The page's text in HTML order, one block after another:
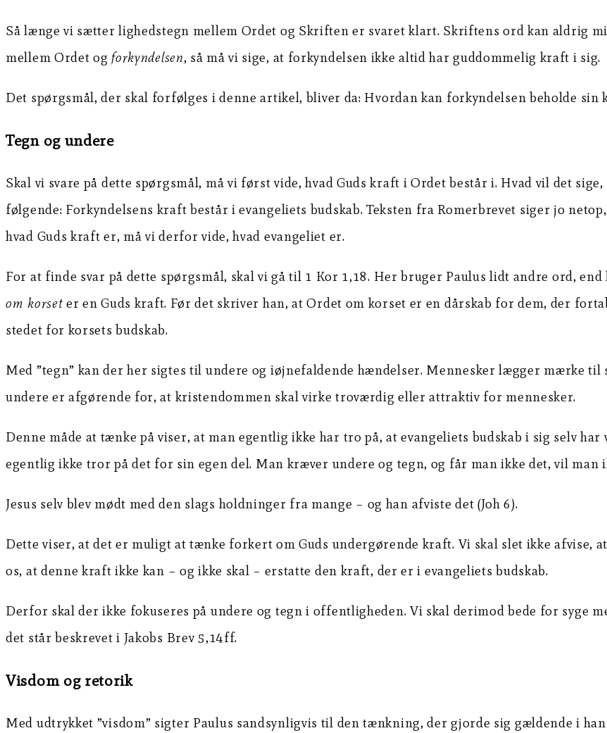
Så længe vi sætter lighedstegn mellem Ordet og Skriften er svaret klart. Skriftens ord kan aldrig
mellem Ordet og forkyndelsen, så må vi sige, at forkyndelsen ikke altid har guddommelig kraft i sig.
Det spørgsmål, der skal forfølges i denne artikel, bliver da: Hvordan kan forkyndelsen beholde sin
Tegn og undere
Skal vi svare på dette spørgsmål, må vi først vide, hvad Guds kraft i Ordet består i. Hvad vil det
følgende: Forkyndelsens kraft består i evangeliets budskab. Teksten fra Romerbrevet siger jo
hvad Guds kraft er, må vi derfor vide, hvad evangeliet er.
For at finde svar på dette spørgsmål, skal vi gå til 1 Kor 1,18. Her bruger Paulus lidt andre ord,
om korset er en Guds kraft. Før det skriver han, at Ordet om korset er en dårskab for dem, der
stedet for korsets budskab.
Med ”tegn” kan der her sigtes til undere og iøjnefaldende hændelser. Mennesker lægger mærke
undere er afgørende for, at kristendommen skal virke troværdig eller attraktiv for mennesker.
Denne måde at tænke på viser, at man egentlig ikke har tro på, at evangeliets budskab i sig selv
egentlig ikke tror på det for sin egen del. Man kræver undere og tegn, og får man ikke det, vil man
Jesus selv blev mødt med den slags holdninger fra mange – og han afviste det (Joh 6).
Dette viser, at det er muligt at tænke forkert om Guds undergørende kraft. Vi skal slet ikke afvise,
os, at denne kraft ikke kan – og ikke skal – erstatte den kraft, der er i evangeliets budskab.
Derfor skal der ikke fokuseres på undere og tegn i offentligheden. Vi skal derimod bede for syge
det står beskrevet i Jakobs Brev 5,14ff.
Visdom og retorik
Med udtrykket ”visdom” sigter Paulus sandsynligvis til den tænkning, der gjorde sig gældende i